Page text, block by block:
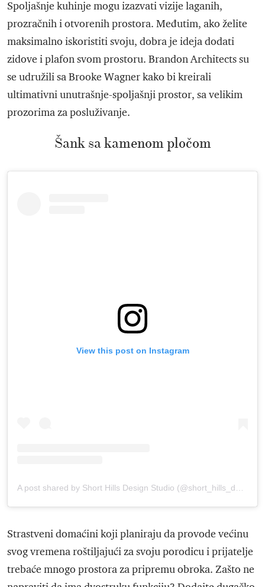
Spoljašnje kuhinje mogu izazvati vizije laganih,
prozračnih i otvorenih prostora. Međutim, ako želite
maksimalno iskoristiti svoju, dobra je ideja dodati
zidove i plafon svom prostoru. Brandon Architects su
se udružili sa Brooke Wagner kako bi kreirali
ultimativni unutrašnje-spoljašnji prostor, sa velikim
prozorima za posluživanje.
Šank sa kamenom pločom
View this post on Instagram
Strastveni domaćini koji planiraju da provode većinu
svog vremena roštiljajući za svoju porodicu i prijatelje
trebaće mnogo prostora za pripremu obroka. Zašto ne